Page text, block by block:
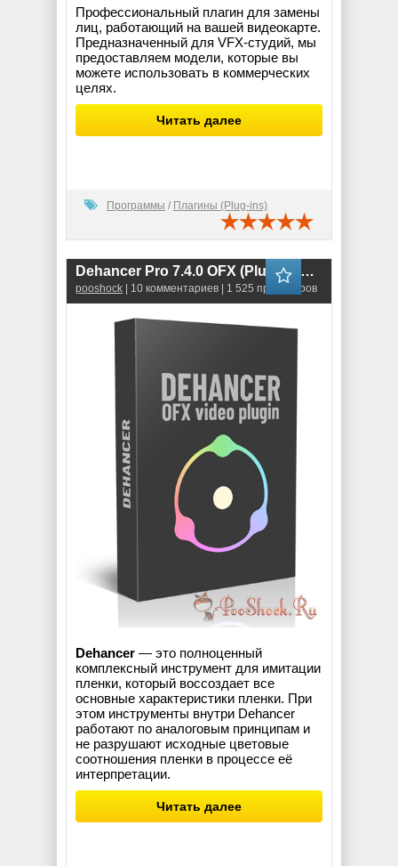
Профессиональный плагин для замены
лиц, работающий на вашей видеокарте.
Предназначенный для VFX-студий, мы
предоставляем модели, которые вы
можете использовать в коммерческих
целях.
Читать далее
Программы / Плагины (Plug-ins)
Dehancer Pro 7.4.0 OFX (Plug-in for DaVinci Resolve)
pooshock | 10 комментариев | 1 525 просмотров
Dehancer — это полноценный
комплексный инструмент для имитации
пленки, который воссоздает все
основные характеристики пленки. При
этом инструменты внутри Dehancer
работают по аналоговым принципам и
не разрушают исходные цветовые
соотношения пленки в процессе её
интерпретации.
Читать далее